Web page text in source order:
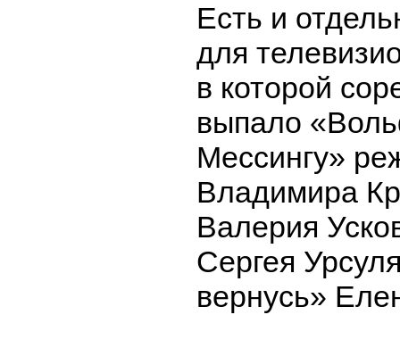
Есть и
для
в которой
выпало
Мессингу»
Владимира
Валерия
Сергея
вернусь»